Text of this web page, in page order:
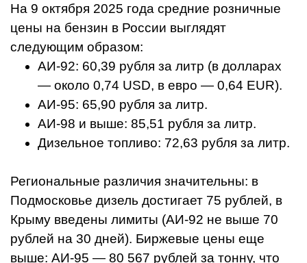
На 9 октября 2025 года средние розничные
цены на бензин в России выглядят
следующим образом:
АИ-92: 60,39 рубля за литр (в долларах
— около 0,74 USD, в евро — 0,64 EUR).
АИ-95: 65,90 рубля за литр.
АИ-98 и выше: 85,51 рубля за литр.
Дизельное топливо: 72,63 рубля за литр.
Региональные различия значительны: в
Подмосковье дизель достигает 75 рублей, в
Крыму введены лимиты (АИ-92 не выше 70
рублей на 30 дней). Биржевые цены еще
выше: АИ-95 — 80 567 рублей за тонну, что